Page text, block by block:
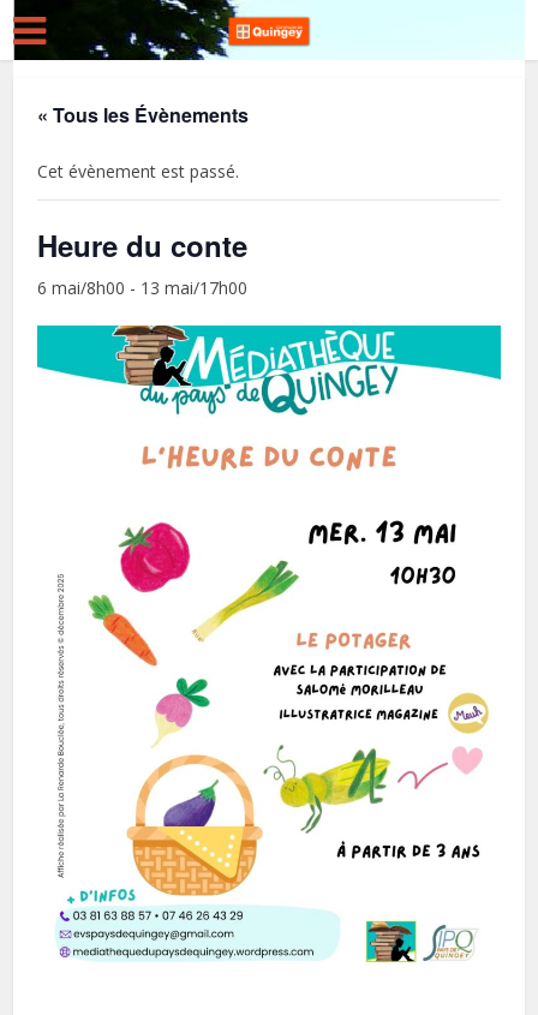
« Tous les Évènements
Cet évènement est passé.
Heure du conte
6 mai/8h00 - 13 mai/17h00